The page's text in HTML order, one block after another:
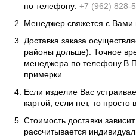
по телефону: +7 (962) 828-
Менеджер свяжется с Вами
Доставка заказа
районы дольше). Точное
менеджера по телефону.В
примерки.
Если изделие Вас
картой, если нет, то просто
Стоимость доставки
рассчитывается